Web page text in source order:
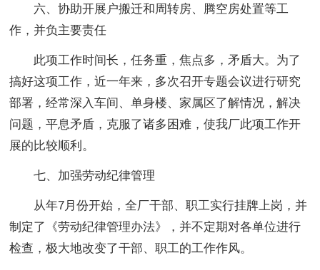
六、协助开展户搬迁和周转房、腾空房处置等工
作，并负主要责任
此项工作时间长，任务重，焦点多，矛盾大。为了
搞好这项工作，近一年来，多次召开专题会议进行研究
部署，经常深入车间、单身楼、家属区了解情况，解决
问题，平息矛盾，克服了诸多困难，使我厂此项工作开
展的比较顺利。
七、加强劳动纪律管理
从年7月份开始，全厂干部、职工实行挂牌上岗，并
制定了《劳动纪律管理办法》，并不定期对各单位进行
检查，极大地改变了干部、职工的工作作风。